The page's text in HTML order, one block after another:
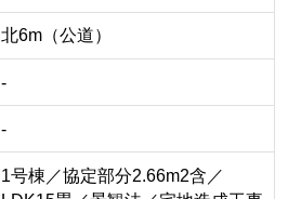
北6m（公道）
-
-
1号棟／協定部分2.66m2含／